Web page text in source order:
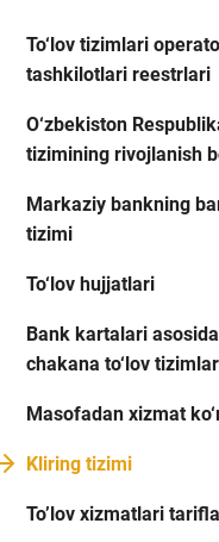
To‘lov tizimlari
tashkilotlari reestrlari
O‘zbekiston
tizimining rivojlanish
Markaziy bankning
tizimi
To‘lov hujjatlari
Bank kartalari
chakana to‘lov
Masofadan xizmat
Kliring tizimi
Toʼlov xizmatlari